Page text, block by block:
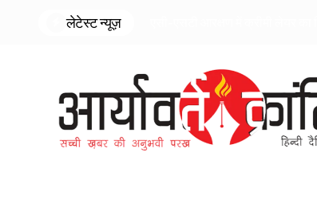
लेटेस्ट न्यूज़